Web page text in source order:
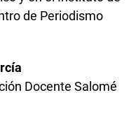
de Periodismo
Docente Salomé